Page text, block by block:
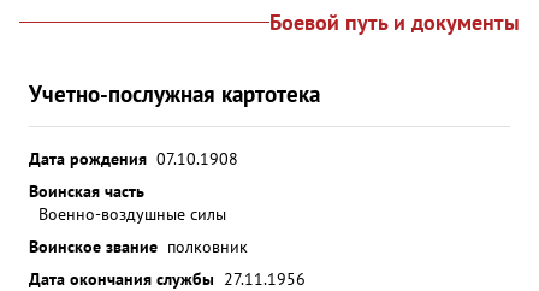
Боевой путь и документы
Учетно-послужная картотека
Дата рождения 07.10.1908
Воинская часть
Военно-воздушные силы
Воинское звание полковник
Дата окончания службы 27.11.1956